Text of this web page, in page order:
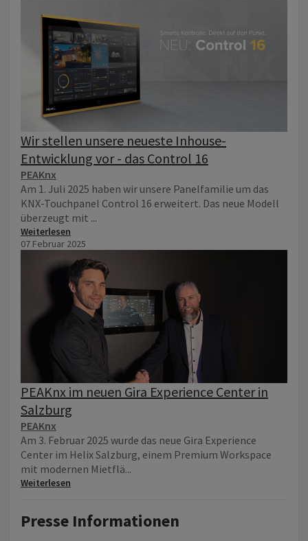
Wir stellen unsere neueste Inhouse-
Entwicklung vor - das Control 16
PEAKnx
Am 1. Juli 2025 haben wir unsere Panelfamilie um das
KNX-Touchpanel Control 16 erweitert. Das neue Modell
überzeugt mit ...
Weiterlesen
07 Februar 2025
PEAKnx im neuen Gira Experience Center in
Salzburg
PEAKnx
Am 3. Februar 2025 wurde das neue Gira Experience
Center im Helix Salzburg, einem Premium Workspace
mit modernen Mietflä...
Weiterlesen
Presse Informationen